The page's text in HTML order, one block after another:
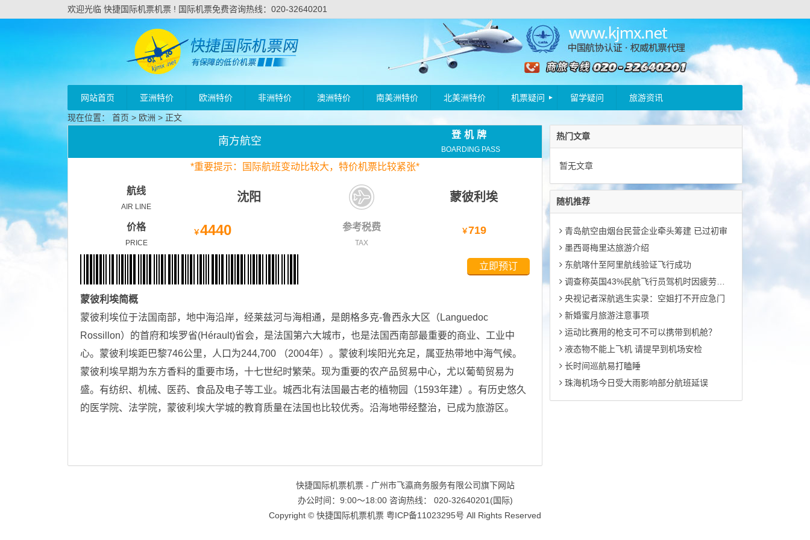
欢迎光临 快捷国际机票机票 ! 国际机票免费咨询热线：020-32640201
网站首页 亚洲特价 欧洲特价 非洲特价 澳洲特价 南美洲特价 北美洲特价 机票疑问 留学疑问 旅游资讯
现在位置： 首页 > 欧洲 > 正文
南方航空
登机牌
BOARDING PASS
*重要提示：国际航班变动比较大，特价机票比较紧张*
航线
AIR LINE
沈阳 蒙彼利埃
价格
PRICE
￥4440 参考税费
TAX
￥719
立即预订
蒙彼利埃简概
蒙彼利埃位于法国南部，地中海沿岸，经莱兹河与海相通，是朗格多克-鲁西永大区（Languedoc
Rossillon）的首府和埃罗省(Hérault)省会，是法国第六大城市，也是法国西南部最重要的商业、工业中
心。蒙彼利埃距巴黎746公里，人口为244,700 （2004年）。蒙彼利埃阳光充足，属亚热带地中海气候。
蒙彼利埃早期为东方香料的重要市场，十七世纪时繁荣。现为重要的农产品贸易中心，尤以葡萄贸易为
盛。有纺织、机械、医药、食品及电子等工业。城西北有法国最古老的植物园（1593年建）。有历史悠久
的医学院、法学院，蒙彼利埃大学城的教育质量在法国也比较优秀。沿海地带经整治，已成为旅游区。
热门文章
暂无文章
随机推荐
青岛航空由烟台民营企业牵头筹建 已过初审
墨西哥梅里达旅游介绍
东航喀什至阿里航线验证飞行成功
调查称英国43%民航飞行员驾机时因疲劳打瞌睡
央视记者深航逃生实录：空姐打不开应急门
新婚蜜月旅游注意事项
运动比赛用的枪支可不可以携带到机舱？
液态物不能上飞机 请提早到机场安检
长时间巡航易打瞌睡
珠海机场今日受大雨影响部分航班延误
快捷国际机票机票 - 广州市飞瀛商务服务有限公司旗下网站
办公时间：9:00～18:00 咨询热线： 020-32640201(国际)
Copyright © 快捷国际机票机票 粤ICP备11023295号 All Rights Reserved